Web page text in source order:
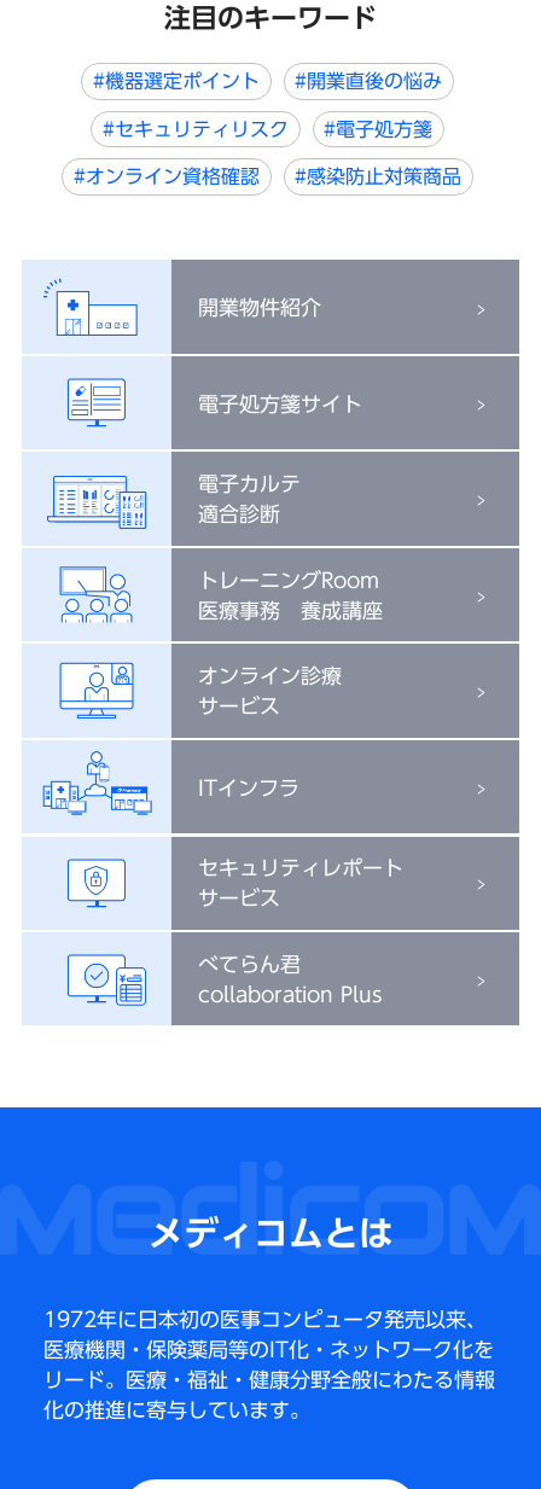
注目のキーワード
#機器選定ポイント #開業直後の悩み
#セキュリティリスク #電子処方箋
#オンライン資格確認 #感染防止対策商品
開業物件紹介
電子処方箋サイト
電子カルテ
適合診断
トレーニングRoom
医療事務 養成講座
オンライン診療
サービス
ITインフラ
セキュリティレポート
サービス
べてらん君
collaboration Plus
メディコムとは
1972年に日本初の医事コンピュータ発売以来、
医療機関・保険薬局等のIT化・ネットワーク化を
リード。
医療・福祉・健康分野全般にわたる情報
化の推進に寄与しています。